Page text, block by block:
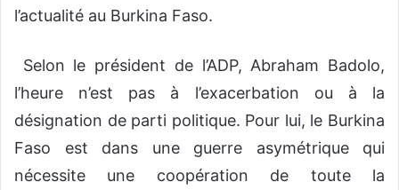
l’actualité au Burkina Faso.
Selon le président de l’ADP, Abraham Badolo,
l’heure n’est pas à l’exacerbation ou à la
désignation de parti politique. Pour lui, le Burkina
Faso est dans une guerre asymétrique qui
nécessite une coopération de toute la